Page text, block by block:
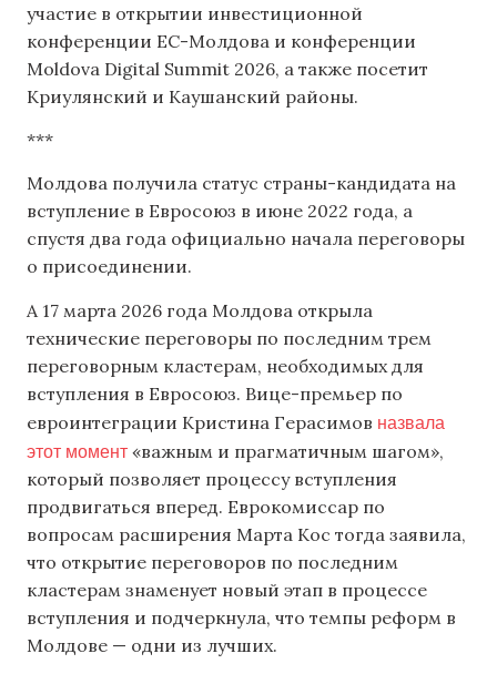
участие в открытии инвестиционной
конференции ЕС-Молдова и конференции
Moldova Digital Summit 2026, а также посетит
Криулянский и Каушанский районы.
***
Молдова получила статус страны-кандидата на
вступление в Евросоюз в июне 2022 года, а
спустя два года официально начала переговоры
о присоединении.
А 17 марта 2026 года Молдова открыла
технические переговоры по последним трем
переговорным кластерам, необходимых для
вступления в Евросоюз. Вице-премьер по
евроинтеграции Кристина Герасимов назвала
этот момент «важным и прагматичным шагом»,
который позволяет процессу вступления
продвигаться вперед. Еврокомиссар по
вопросам расширения Марта Кос тогда заявила,
что открытие переговоров по последним
кластерам знаменует новый этап в процессе
вступления и подчеркнула, что темпы реформ в
Молдове — одни из лучших.